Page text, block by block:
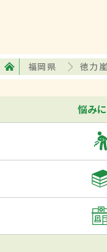
福岡県 徳力
悩み